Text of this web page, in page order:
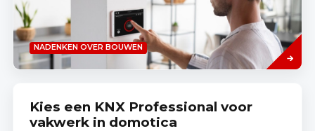
NADENKEN OVER BOUWEN
Read
more
Kies een KNX Professional voor
vakwerk in domotica